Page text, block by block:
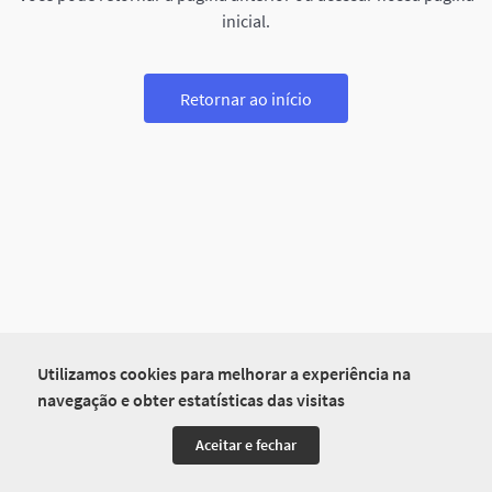
Utilizamos cookies para melhorar a experiência na
navegação e obter estatísticas das visitas
Aceitar e fechar
inicial.
Retornar ao início